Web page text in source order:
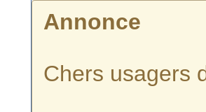
Annonce
Chers usagers